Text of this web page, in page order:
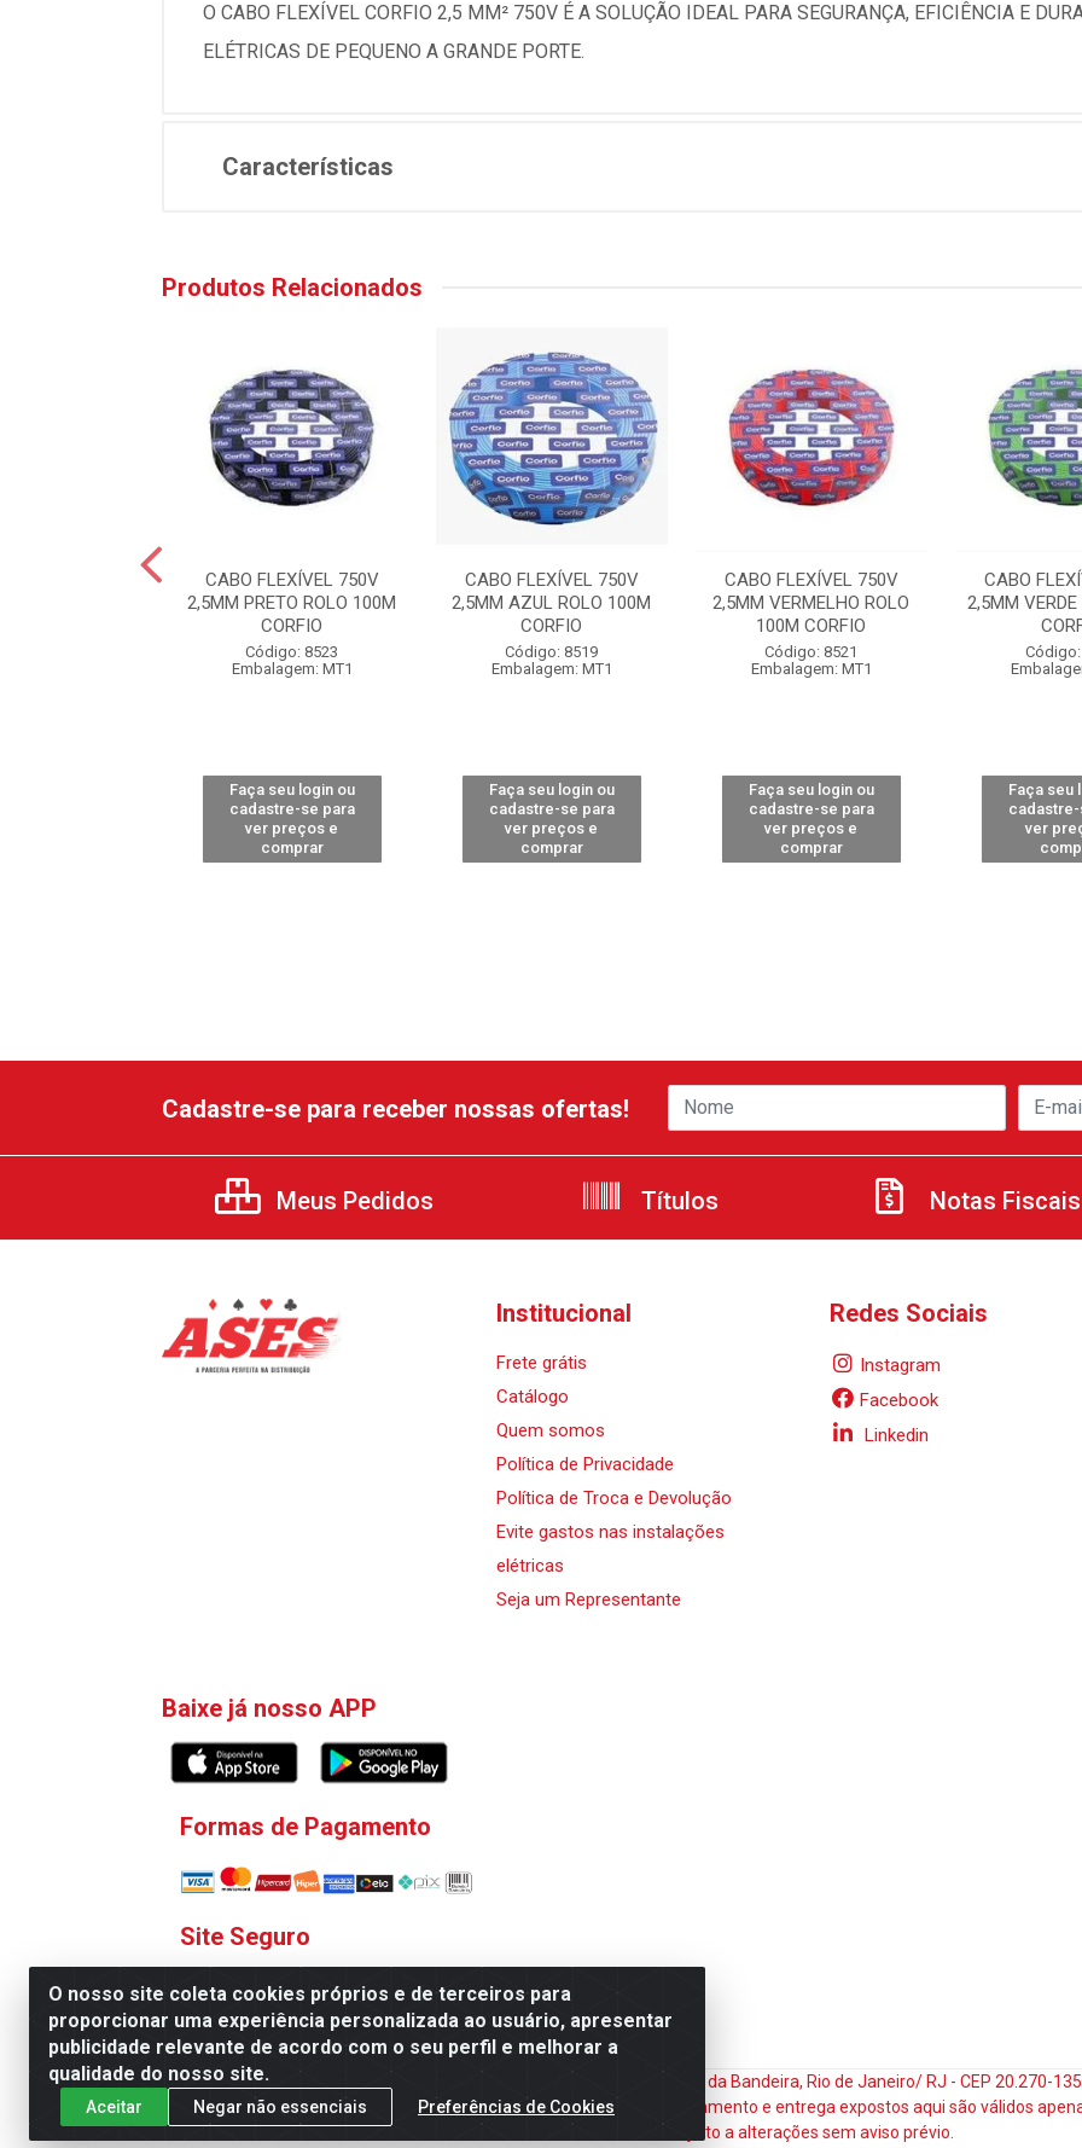
O CABO FLEXÍVEL CORFIO 2,5 MM² 750V É A SOLUÇÃO IDEAL PARA SEGURANÇA, EFICIÊNCIA E
ELÉTRICAS DE PEQUENO A GRANDE PORTE.
Características
Produtos Relacionados
CABO FLEXÍVEL 750V
2,5MM PRETO ROLO 100M
CORFIO
Código: 8523
Embalagem: MT1
Faça seu login ou
cadastre-se para
ver preços e
comprar
CABO FLEXÍVEL 750V
2,5MM AZUL ROLO 100M
CORFIO
Código: 8519
Embalagem: MT1
Faça seu login ou
cadastre-se para
ver preços e
comprar
CABO FLEXÍVEL 750V
2,5MM VERMELHO ROLO
100M CORFIO
Código: 8521
Embalagem: MT1
Faça seu login ou
cadastre-se para
ver preços e
comprar
CABO
2,5MM
Faça seu
ver
O nosso site coleta cookies próprios e de terceiros para
proporcionar uma experiência personalizada ao usuário, apresentar
publicidade relevante de acordo com o seu perfil e melhorar a
qualidade do nosso site.
Aceitar Negar não essenciais Preferências de Cookies
Cadastre-se para receber nossas ofertas!
Meus Pedidos Títulos Notas Fiscais
Institucional
Frete grátis
Catálogo
Quem somos
Política de Privacidade
Política de Troca e Devolução
Evite gastos nas instalações
elétricas
Seja um Representante
Redes Sociais
Instagram
Facebook
Linkedin
Baixe já nosso APP
Formas de Pagamento
Site Seguro
V. C. Ferragens LTDA - Rua do Matoso, 132 - Praça da Bandeira, Rio de Janeiro/ RJ - CEP 20.270-
Todas as regras de promoções, descontos, preços e prazos de pagamento e entrega expostos aqui são válidos
sujeito a alterações sem aviso prévio.